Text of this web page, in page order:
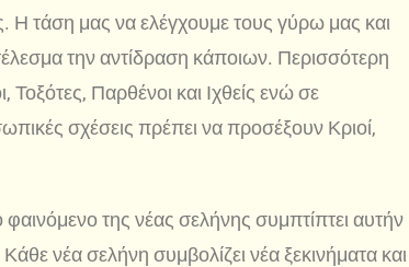
Η τάση μας να ελέγχουμε τους γύρω μας και
την αντίδραση κάποιων. Περισσότερη
Τοξότες, Παρθένοι και Ιχθείς ενώ σε
σχέσεις πρέπει να προσέξουν Κριοί,
της νέας σελήνης συμπτίπτει αυτήν
νέα σελήνη συμβολίζει νέα ξεκινήματα και